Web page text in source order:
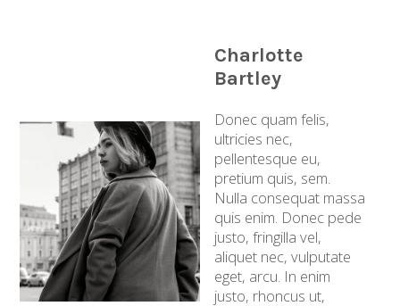
Charlotte
Bartley
Donec quam felis,
ultricies nec,
pellentesque eu,
pretium quis, sem.
Nulla consequat massa
quis enim. Donec pede
justo, fringilla vel,
aliquet nec, vulputate
eget, arcu. In enim
justo, rhoncus ut,